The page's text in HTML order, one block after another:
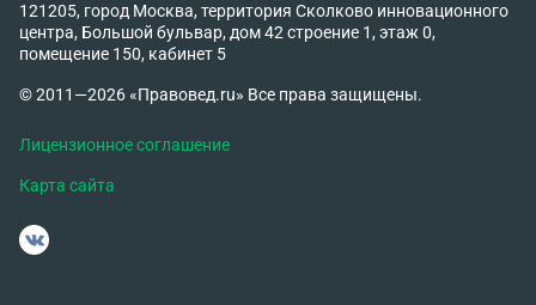
121205, город Москва, территория Сколково инновационного
центра, Большой бульвар, дом 42 строение 1, этаж 0,
помещение 150, кабинет 5
© 2011—2026 «Правовед.ru» Все права защищены.
Лицензионное соглашение
Карта сайта